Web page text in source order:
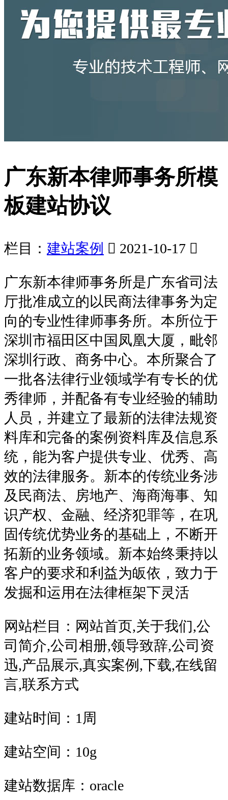
广东新本律师事务所模
板建站协议
栏目： 建站案例  2021-10-17 
广东新本律师事务所是广东省司法
厅批准成立的以民商法律事务为定
向的专业性律师事务所。本所位于
深圳市福田区中国凤凰大厦，毗邻
深圳行政、商务中心。本所聚合了
一批各法律行业领域学有专长的优
秀律师，并配备有专业经验的辅助
人员，并建立了最新的法律法规资
料库和完备的案例资料库及信息系
统，能为客户提供专业、优秀、高
效的法律服务。新本的传统业务涉
及民商法、房地产、海商海事、知
识产权、金融、经济犯罪等，在巩
固传统优势业务的基础上，不断开
拓新的业务领域。新本始终秉持以
客户的要求和利益为皈依，致力于
发掘和运用在法律框架下灵活
网站栏目：网站首页,关于我们,公
司简介,公司相册,领导致辞,公司资
迅,产品展示,真实案例,下载,在线留
言,联系方式
建站时间：1周
建站空间：10g
建站数据库：oracle